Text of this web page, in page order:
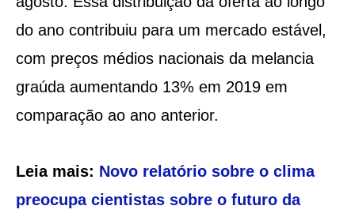
do ano contribuiu para um mercado estável,
com preços médios nacionais da melancia
graúda aumentando 13% em 2019 em
comparação ao ano anterior​​​​.
Leia mais: Novo relatório sobre o clima
preocupa cientistas sobre o futuro da